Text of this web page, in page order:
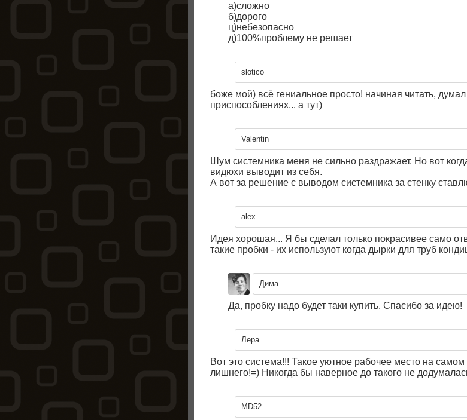
а)сложно
б)дорого
ц)небезопасно
д)100%проблему не решает
slotico
боже мой) всё гениальное просто! начиная читать,
приспособлениях... а тут)
Valentin
Шум системника меня не сильно раздражает. Но вот
видюхи выводит из себя.
А вот за решение с выводом системника за стенку
alex
Идея хорошая... Я бы сделал только покрасивее само
такие пробки - их используют когда дырки для труб
Дима
Да, пробку надо будет таки купить. Спасибо за идею!
Лера
Вот это система!!! Такое уютное рабочее место на самом
лишнего!=) Никогда бы наверное до такого не
MD52